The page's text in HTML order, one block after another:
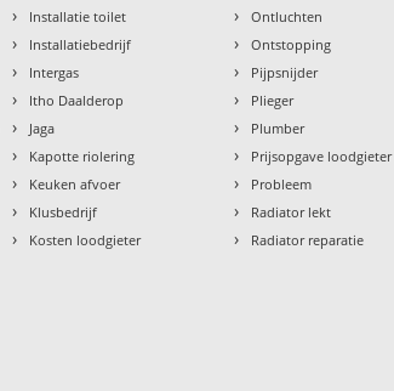
› Installatie toilet
› Installatiebedrijf
› Intergas
› Itho Daalderop
› Jaga
› Kapotte riolering
› Keuken afvoer
› Klusbedrijf
› Kosten loodgieter
› Ontluchten
› Ontstopping
› Pijpsnijder
› Plieger
› Plumber
› Prijsopgave loodgieter
› Probleem
› Radiator lekt
› Radiator reparatie